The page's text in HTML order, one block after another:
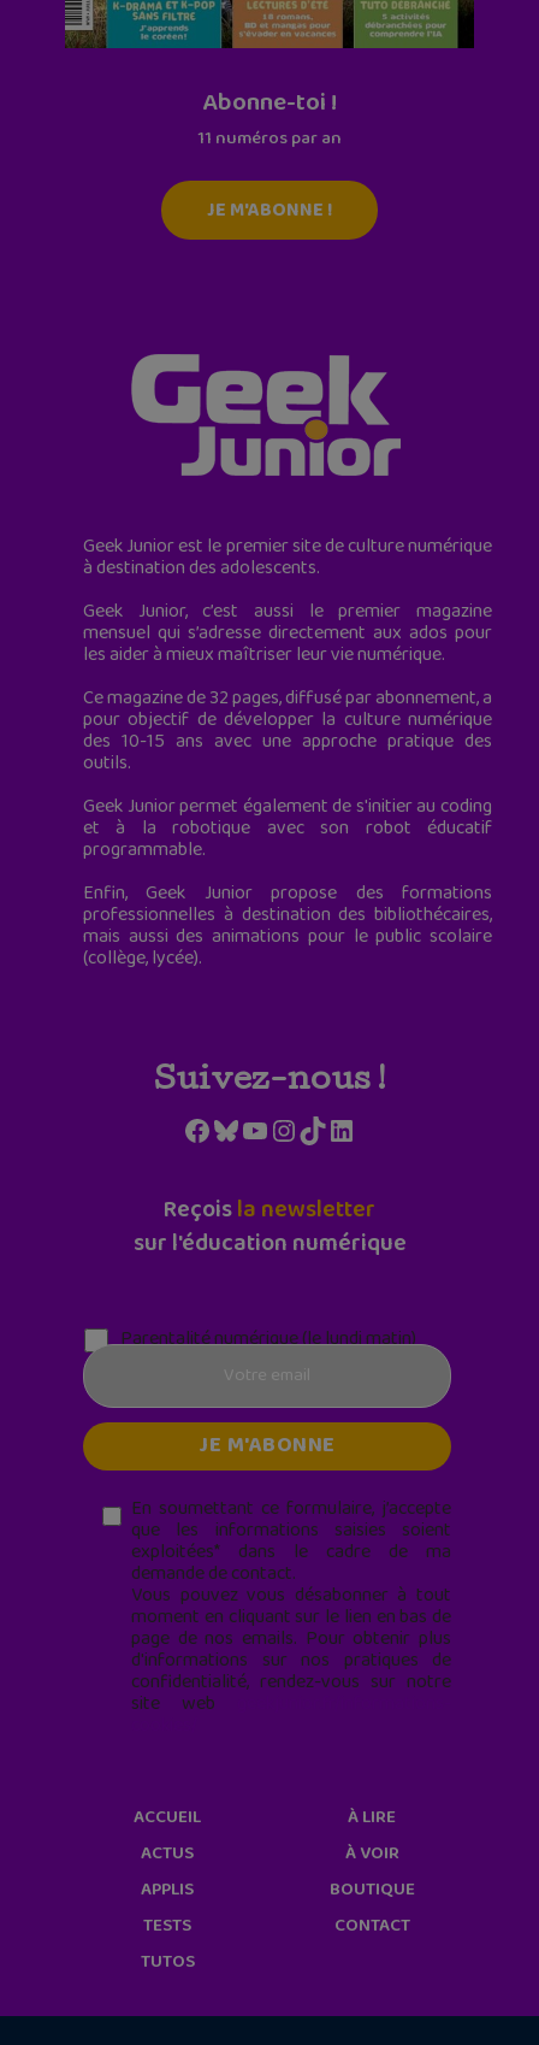
Abonne-toi !
11 numéros par an
JE M'ABONNE !
Geek Junior est le premier site de culture numérique
à destination des adolescents.
Geek Junior, c’est aussi le premier magazine
mensuel qui s’adresse directement aux ados pour
les aider à mieux maîtriser leur vie numérique.
Ce magazine de 32 pages, diffusé par abonnement, a
pour objectif de développer la culture numérique
des 10-15 ans avec une approche pratique des
outils.
Geek Junior permet également de s'initier au coding
et à la robotique avec son robot éducatif
programmable.
Enfin, Geek Junior propose des formations
professionnelles à destination des bibliothécaires,
mais aussi des animations pour le public scolaire
(collège, lycée).
Suivez-nous !
Facebook
Bluesky
YouTube
Instagram
TikTokLinkedIn
Reçoisla newsletter
sur l'éducation numérique
Parentalité numérique (le lundi matin)
En soumettant ce formulaire, j’accepte
que les informations saisies soient
exploitées* dans le cadre de ma
demande de contact.
Vous pouvez vous désabonner à tout
moment en cliquant sur le lien en bas de
page de nos emails. Pour obtenir plus
d'informations sur nos pratiques de
confidentialité, rendez-vous sur notre
site web
ACCUEIL
ACTUS
APPLIS
TESTS
TUTOS
À LIRE
À VOIR
BOUTIQUE
CONTACT